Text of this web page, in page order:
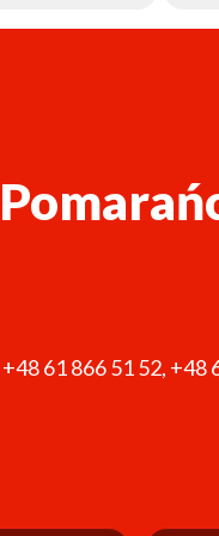
+48 61 866 51 52, +48